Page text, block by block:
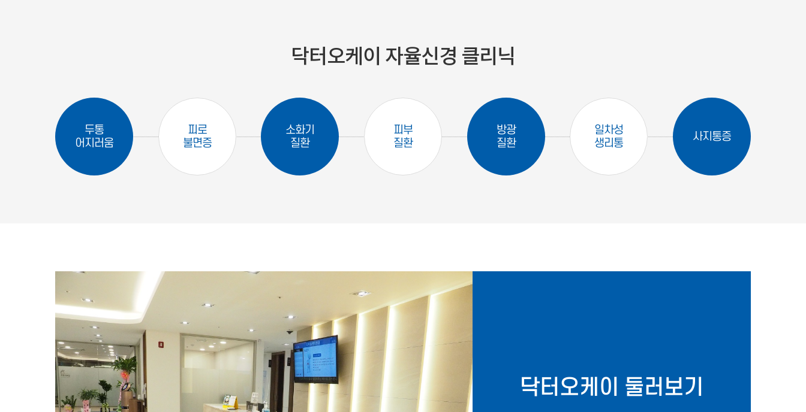
닥터오케이 자율신경 클리닉
두통
어지러움
피로
불면증
소화기
질환
피부
질환
방광
질환
일차성
생리통
사지통증
닥터오케이 둘러보기